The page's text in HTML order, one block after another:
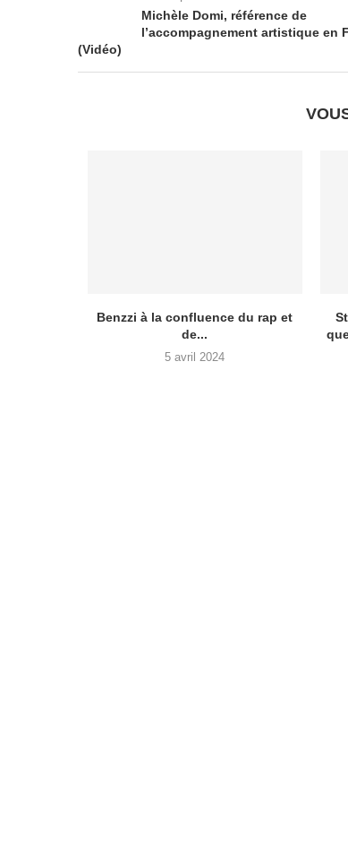
Michèle Domi, référence de
l’accompagnement artistique en
(Vidéo)
Benzzi à la confluence du rap et
de...
5 avril 2024